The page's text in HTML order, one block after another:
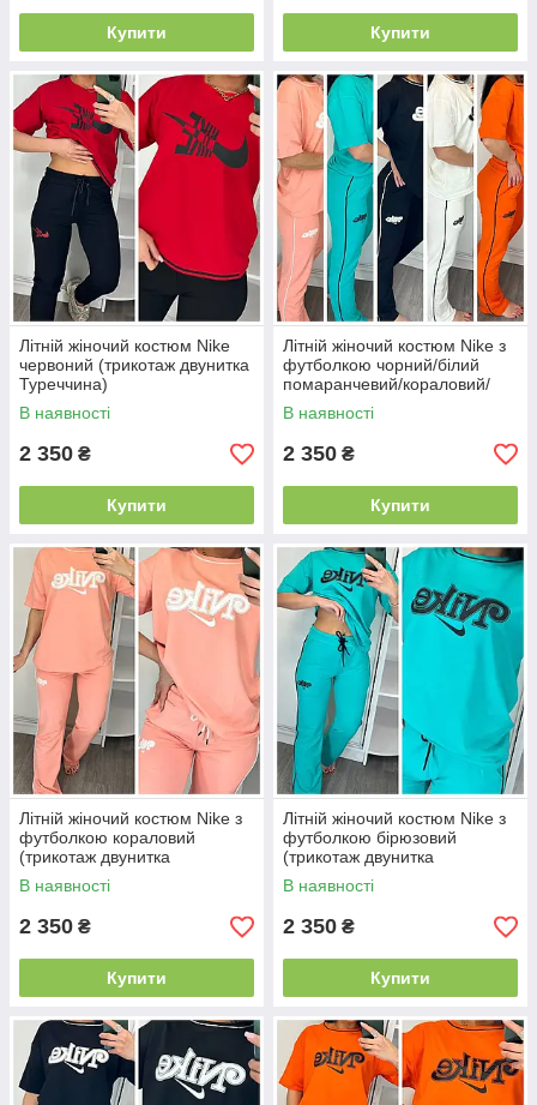
Купити Купити
Літній жіночий костюм Nike
червоний (трикотаж двунитка
Туреччина)
В наявності
2 350 ₴
Купити
Літній жіночий костюм Nike з
футболкою чорний/білий
помаранчевий/кораловий/
бірюзовий (трикотаж
двунитка Туреччина)
В наявності
2 350 ₴
Купити
Літній жіночий костюм Nike з
футболкою кораловий
(трикотаж двунитка
Туреччина)
В наявності
2 350 ₴
Купити
Літній жіночий костюм Nike з
футболкою бірюзовий
(трикотаж двунитка
Туреччина)
В наявності
2 350 ₴
Купити